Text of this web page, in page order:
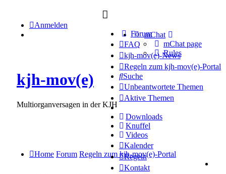
Forum
FAQ
kjh-mov(e)-News
Regeln zum kjh-mov(e)-Portal
Suche
Unbeantwortete Themen
Aktive Themen
Downloads
Knuffel
Videos
Kalender
Regeln
Kontakt
Anmelden
mChat
mChat page
Rules
kjh-mov(e)
Multiorganversagen in der KJH
Home Forum Regeln zum kjh-mov(e)-Portal